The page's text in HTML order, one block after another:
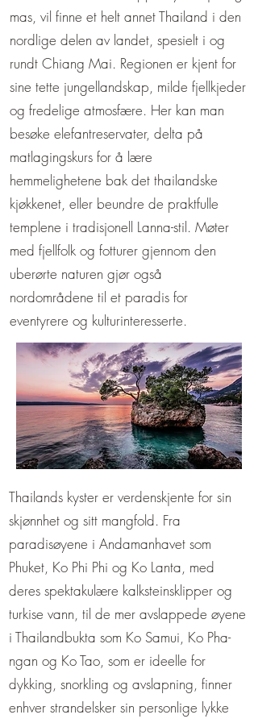
mas, vil finne et helt annet Thailand i den
nordlige delen av landet, spesielt i og
rundt Chiang Mai. Regionen er kjent for
sine tette jungellandskap, milde fjellkjeder
og fredelige atmosfære. Her kan man
besøke elefantreservater, delta på
matlagingskurs for å lære
hemmelighetene bak det thailandske
kjøkkenet, eller beundre de praktfulle
templene i tradisjonell Lanna-stil. Møter
med fjellfolk og fotturer gjennom den
uberørte naturen gjør også
nordområdene til et paradis for
eventyrere og kulturinteresserte.
Thailands kyster er verdenskjente for sin
skjønnhet og sitt mangfold. Fra
paradisøyene i Andamanhavet som
Phuket, Ko Phi Phi og Ko Lanta, med
deres spektakulære kalksteinsklipper og
turkise vann, til de mer avslappede øyene
i Thailandbukta som Ko Samui, Ko Pha-
ngan og Ko Tao, som er ideelle for
dykking, snorkling og avslapning, finner
enhver strandelsker sin personlige lykke